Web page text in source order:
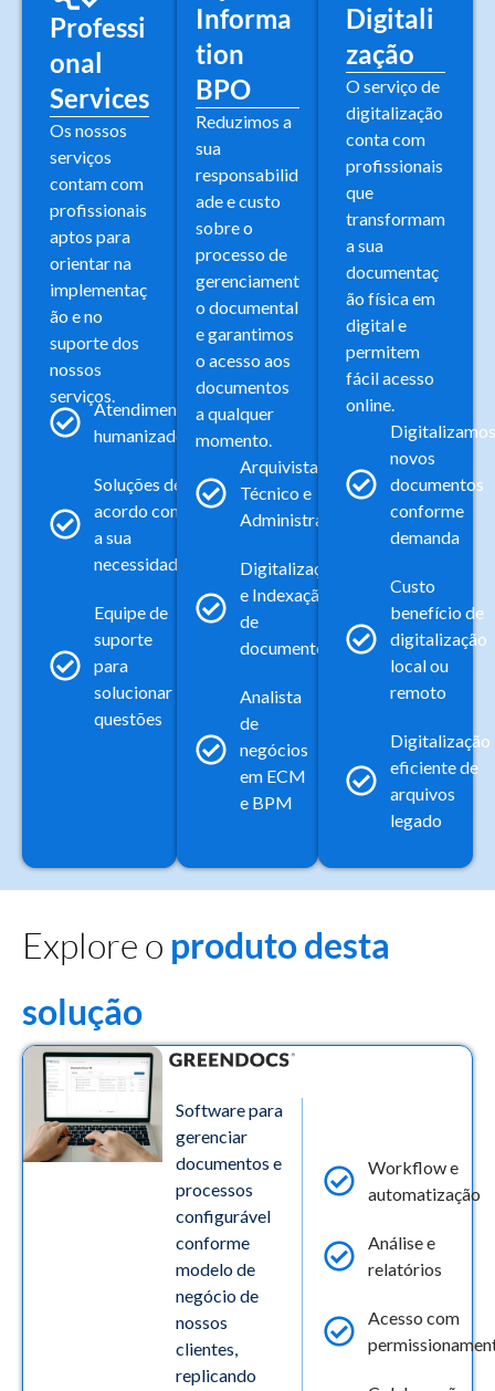
Professi
onal
Services
Os nossos
serviços
contam com
profissionais
aptos para
orientar na
implementaç
ão e no
suporte dos
nossos
serviços.
Atendimento
humanizado
Soluções de
acordo com
a sua
necessidade
Equipe de
suporte
para
solucionar
questões
Informa
tion
BPO
Reduzimos a
sua
responsabilid
ade e custo
sobre o
processo de
gerenciament
o documental
e garantimos
o acesso aos
documentos
a qualquer
momento.
Arquivista
Técnico e
Administrativo
Digitalização
e Indexação
de
documentos
Analista
de
negócios
em ECM
e BPM
Digitali
zação
O serviço de
digitalização
conta com
profissionais
que
transformam
a sua
documentaç
ão física em
digital e
permitem
fácil acesso
online.
novos
documentos
conforme
demanda​
Custo
benefício de
digitalização
local ou
remoto
Digitalização
eficiente de
arquivos
legado​
Explore o produto desta
solução
Software para
gerenciar
documentos e
processos
configurável
conforme
modelo de
negócio de
nossos
clientes,
replicando
Workflow e
automatização
Análise e
relatórios
Acesso com